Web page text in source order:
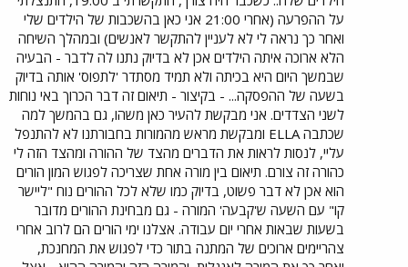
על ההפרעה (אחרי 21:00 אני כאן בהשכבות של הילדים שלי
ואחר כך נראה לי לא לעניין להתקשר לאנשים) ובמהלך השיחה
הלא ארוכה איתה הילדים אכן לא בדיוק נתנו לה לדבר - הבעיה
שבמשך היום היא בכיתה ולא תמיד מסתדר 'לתפוס' אותה בדיוק
בשעה של ההפסקה... - בקיצור - תיאום זה דבר הכרוך באי נוחות
לשני הצדדים. אני מבקשת להעיר כאן משהו, גם בהמשך למה
שכתבה ELLA ומבקשת מראש מהמורות בחבורתנו לא להתנפל
עליי, לנסות לראות את הדברים מהצד של ההורה ומהצד הזה לי
כהורה זה צורם. תיאום בין מורה אחת שצריכה לפגוש המון הורים
הוא אכן לא דבר פשוט, בדיוק כמו שלא לכל ההורים נוח "ליישר
קו" עם השעה ש'קבעה' המורה - גם מבחינת ההורים מדובר
בשעות שבאות אחרי יום עבודה. אצלנו ימי הורים הם לרוב אחרי
צהריימים ארוכים של המתנה בתור כדי לפגוש את המחנכת,